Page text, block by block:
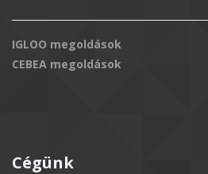
IGLOO megoldások
CEBEA megoldások
Cégünk